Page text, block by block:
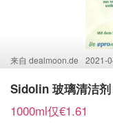
来自 dealmoon.de 2021-
Sidolin 玻璃清洁
1000ml仅€1.61